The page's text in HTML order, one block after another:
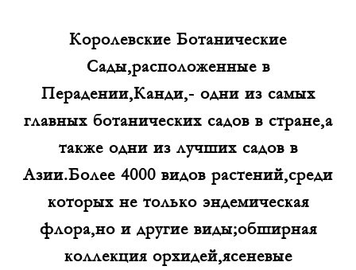
Королевские Ботанические
Сады,расположенные в
Перадении,Канди,- одни из самых
главных ботанических садов в стране,а
также одни из лучших садов в
Азии.Более 4000 видов растений,среди
которых не только эндемическая
флора,но и другие виды;обширная
коллекция орхидей,ясеневые